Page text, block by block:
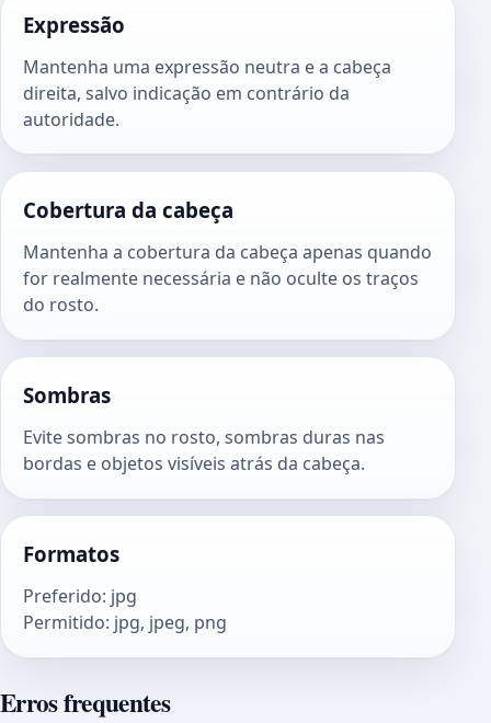
Expressão
Mantenha uma expressão neutra e a cabeça
direita, salvo indicação em contrário da
autoridade.
Cobertura da cabeça
Mantenha a cobertura da cabeça apenas quando
for realmente necessária e não oculte os traços
do rosto.
Sombras
Evite sombras no rosto, sombras duras nas
bordas e objetos visíveis atrás da cabeça.
Formatos
Preferido: jpg
Permitido: jpg, jpeg, png
Erros frequentes